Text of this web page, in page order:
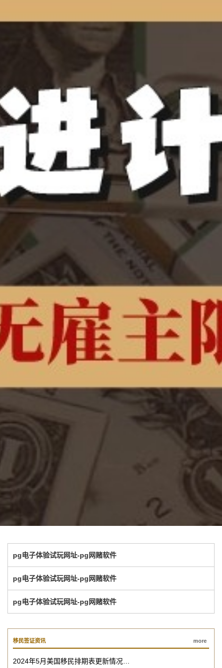
pg电子体验试玩网址-pg网赌软件
pg电子体验试玩网址-pg网赌软件
pg电子体验试玩网址-pg网赌软件
移民签证资讯 more
2024年5月美国移民排期表更新情况…